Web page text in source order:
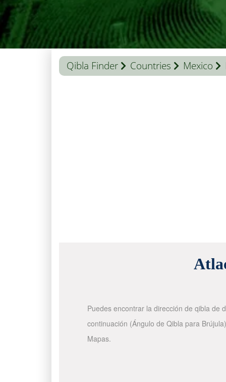
Qibla Finder Countries Mexico
Puedes encontrar la dirección de qibla de
continuación (Ángulo de Qibla para
Mapas.